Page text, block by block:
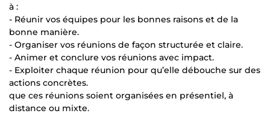
à :
- Réunir vos équipes pour les bonnes raisons et de la
bonne manière.
- Organiser vos réunions de façon structurée et claire.
- Animer et conclure vos réunions avec impact.
- Exploiter chaque réunion pour qu’elle débouche sur des
actions concrètes.
que ces réunions soient organisées en présentiel, à
distance ou mixte.